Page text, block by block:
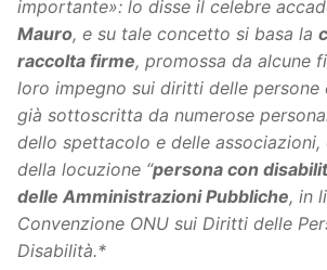
importante»: lo disse il celebre
Mauro, e su tale concetto si basa la
raccolta firme, promossa da alcune
loro impegno sui diritti delle persone
già sottoscritta da numerose
dello spettacolo e delle associazioni,
della locuzione “persona con
delle Amministrazioni Pubbliche, in
Convenzione ONU sui Diritti delle
Disabilità.*